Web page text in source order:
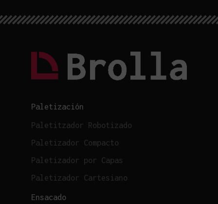
Paletización
Paletitzador Robotizado
Paletizador Compacto
Paletizador por Capas
Paletizador Cartesiano
Ensacado